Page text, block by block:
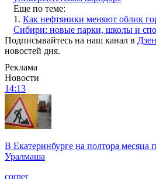
Еще по теме:
1. Как нефтяники меняют облик
Сибири: новые парки, школы и
Подписывайтесь на наш канал в
новостей дня.
Реклама
Новости
14:13
В Екатеринбурге на полтора месяца
Уралмаша
corner